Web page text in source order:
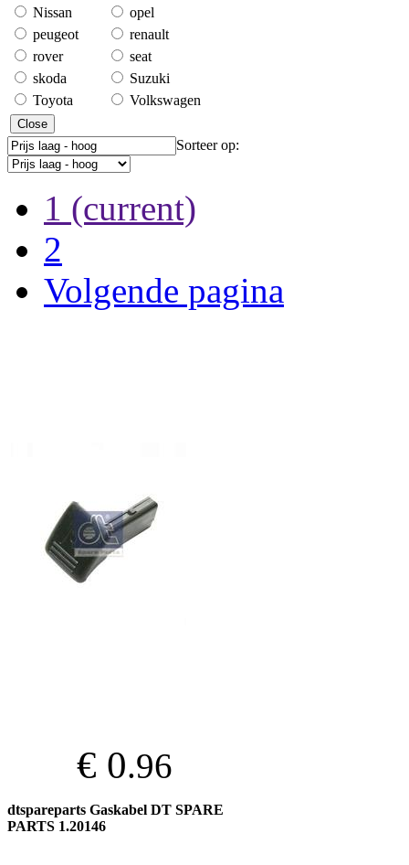
Nissan
opel
peugeot
renault
rover
seat
skoda
Suzuki
Toyota
Volkswagen
Close
Sorteer op:
1 (current)
2
Volgende pagina
€ 0.96
dtspareparts Gaskabel DT SPARE
PARTS 1.20146